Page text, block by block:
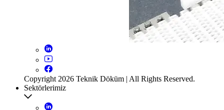
Copyright 2026 Teknik Döküm | All Rights Reserved.
Sektörlerimiz